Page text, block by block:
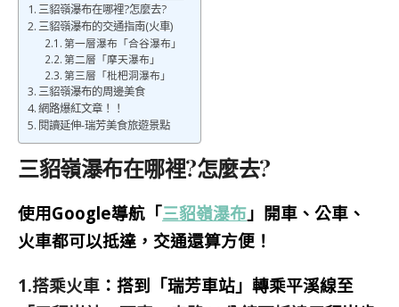
三貂嶺瀑布在哪裡?怎麼去?
三貂嶺瀑布的交通指南(火車)
第一層瀑布「合谷瀑布」
第二層「摩天瀑布」
第三層「枇杷洞瀑布」
三貂嶺瀑布的周邊美食
網路爆紅文章！！
閱讀延伸-瑞芳美食旅遊景點
三貂嶺瀑布在哪裡?怎麼去?
使用Google導航「三貂嶺瀑布 」開車、公車、
火車都可以抵達，交通還算方便！
1.搭乘火車 ：搭到「瑞芳車站」轉乘平溪線至